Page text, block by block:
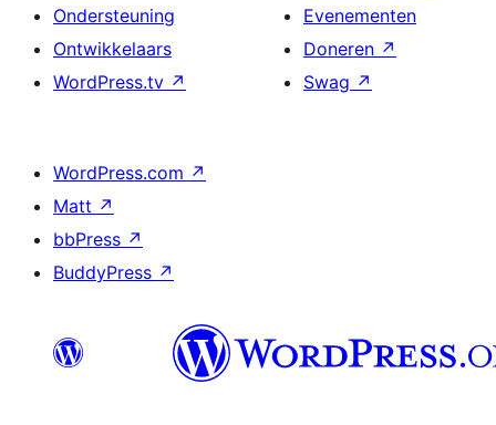
Ondersteuning
Ontwikkelaars
WordPress.tv ↗
Evenementen
Doneren ↗
Swag ↗
WordPress.com ↗
Matt ↗
bbPress ↗
BuddyPress ↗